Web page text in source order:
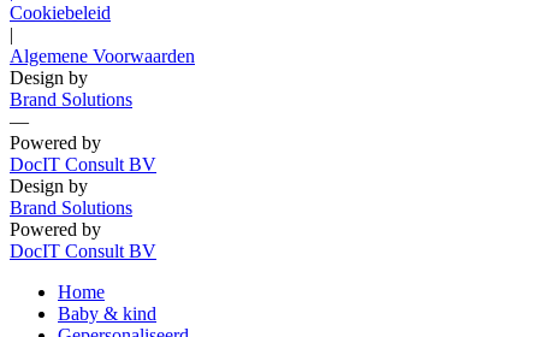
Cookiebeleid
|
Algemene Voorwaarden
Design by
Brand Solutions
—
Powered by
DocIT Consult BV
Design by
Brand Solutions
Powered by
DocIT Consult BV
Home
Baby & kind